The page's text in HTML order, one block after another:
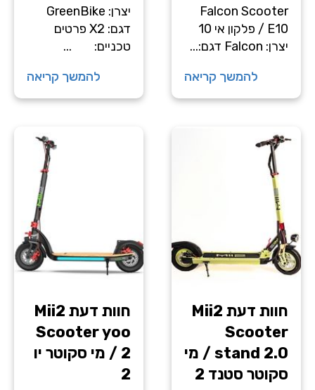
Falcon Scooter
E10 / פלקון אי 10
יצרן: Falcon דגם:...
להמשך קריאה
יצרן: GreenBike
דגם: X2 פרטים
טכניים: ...
להמשך קריאה
חוות דעת Mii2
Scooter
stand 2.0 / מי
סקוטר סטנד 2
חוות דעת Mii2
Scooter yoo
2 / מי סקוטר יו
2